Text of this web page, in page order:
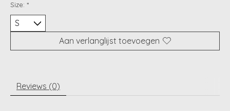
Size: *
Aan verlanglijst toevoegen
Reviews (0)